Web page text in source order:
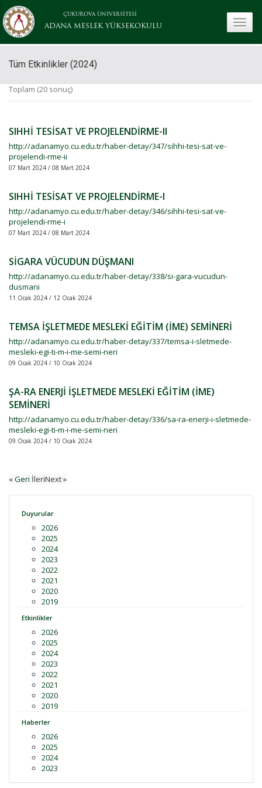
ÇUKUROVA ÜNİVERSİTESİ
ADANA MESLEK YÜKSEKOKULU
Tüm Etkinlikler (2024)
Toplam (20 sonuç)
SIHHİ TESİSAT VE PROJELENDİRME-II
http://adanamyo.cu.edu.tr/haber-detay/347/sihhi-tesi-sat-ve-
projelendi-rme-ii
07 Mart 2024 / 08 Mart 2024
SIHHİ TESİSAT VE PROJELENDİRME-I
http://adanamyo.cu.edu.tr/haber-detay/346/sihhi-tesi-sat-ve-
projelendi-rme-i
07 Mart 2024 / 08 Mart 2024
SİGARA VÜCUDUN DÜŞMANI
http://adanamyo.cu.edu.tr/haber-detay/338/si-gara-vucudun-
dusmani
11 Ocak 2024 / 12 Ocak 2024
TEMSA İŞLETMEDE MESLEKİ EĞİTİM (İME) SEMİNERİ
http://adanamyo.cu.edu.tr/haber-detay/337/temsa-i-sletmede-
mesleki-egi-ti-m-i-me-semi-neri
09 Ocak 2024 / 10 Ocak 2024
ŞA-RA ENERJİ İŞLETMEDE MESLEKİ EĞİTİM (İME)
SEMİNERİ
http://adanamyo.cu.edu.tr/haber-detay/336/sa-ra-enerji-i-sletmede-
mesleki-egi-ti-m-i-me-semi-neri
09 Ocak 2024 / 10 Ocak 2024
« Geri İleriNext »
Duyurular
2026
2025
2024
2023
2022
2021
2020
2019
Etkinlikler
2026
2025
2024
2023
2022
2021
2020
2019
Haberler
2026
2025
2024
2023